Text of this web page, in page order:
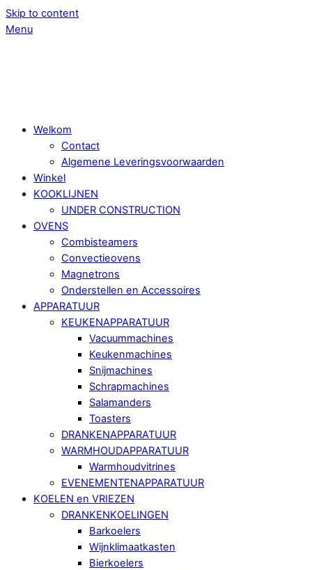
Skip to content
Menu
Welkom
Contact
Algemene Leveringsvoorwaarden
Winkel
KOOKLIJNEN
UNDER CONSTRUCTION
OVENS
Combisteamers
Convectieovens
Magnetrons
Onderstellen en Accessoires
APPARATUUR
KEUKENAPPARATUUR
Vacuummachines
Keukenmachines
Snijmachines
Schrapmachines
Salamanders
Toasters
DRANKENAPPARATUUR
WARMHOUDAPPARATUUR
Warmhoudvitrines
EVENEMENTENAPPARATUUR
KOELEN en VRIEZEN
DRANKENKOELINGEN
Barkoelers
Wijnklimaatkasten
Bierkoelers